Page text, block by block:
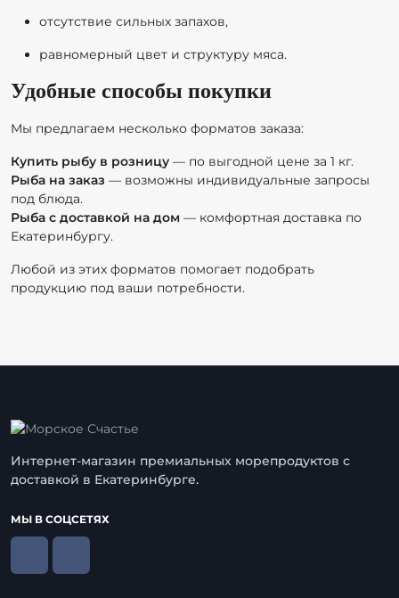
отсутствие сильных запахов,
равномерный цвет и структуру мяса.
Удобные способы покупки
Мы предлагаем несколько форматов заказа:
Купить рыбу в розницу — по выгодной цене за 1 кг.
Рыба на заказ — возможны индивидуальные запросы
под блюда.
Рыба с доставкой на дом — комфортная доставка по
Екатеринбургу.
Любой из этих форматов помогает подобрать
продукцию под ваши потребности.
Интернет-магазин премиальных морепродуктов с
доставкой в Екатеринбурге.
МЫ В СОЦСЕТЯХ